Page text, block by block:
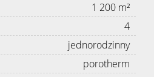
1 200 m²
4
jednorodzinny
porotherm